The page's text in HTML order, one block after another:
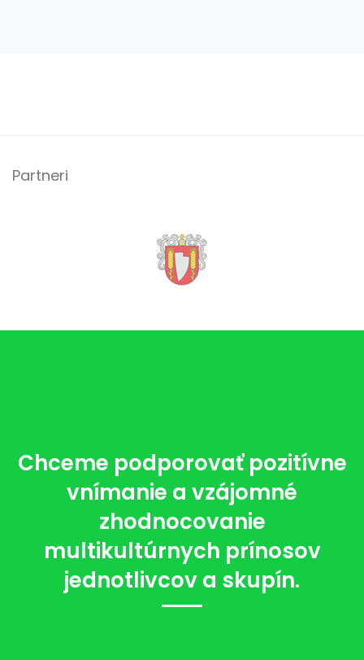
Partneri
Chceme podporovať pozitívne
vnímanie a vzájomné
zhodnocovanie
multikultúrnych prínosov
jednotlivcov a skupín.